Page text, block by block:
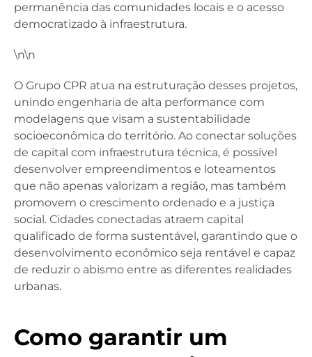
permanência das comunidades locais e o acesso
democratizado à infraestrutura.
\n\n
O Grupo CPR atua na estruturação desses projetos,
unindo engenharia de alta performance com
modelagens que visam a sustentabilidade
socioeconômica do território. Ao conectar soluções
de capital com infraestrutura técnica, é possível
desenvolver empreendimentos e loteamentos
que não apenas valorizam a região, mas também
promovem o crescimento ordenado e a justiça
social. Cidades conectadas atraem capital
qualificado de forma sustentável, garantindo que o
desenvolvimento econômico seja rentável e capaz
de reduzir o abismo entre as diferentes realidades
urbanas.
Como garantir um